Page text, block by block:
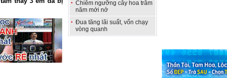
Chiêm ngưỡng cây hoa trăm
năm mới nở
Đua tăng lãi suất, vốn chạy
vòng quanh